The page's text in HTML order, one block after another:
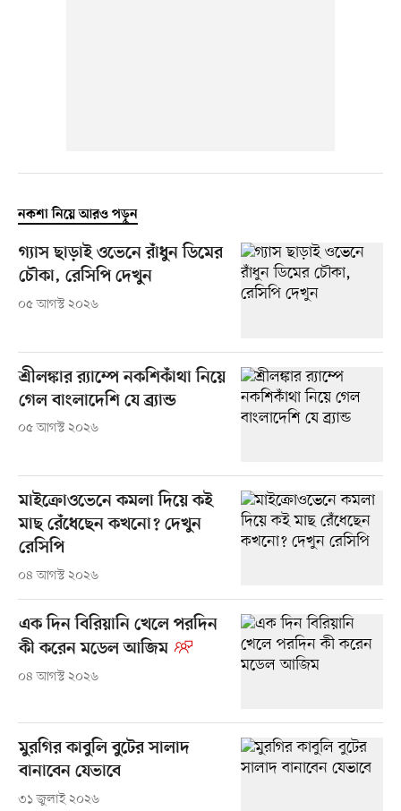
নকশা নিয়ে আরও পড়ুন
গ্যাস ছাড়াই ওভেনে রাঁধুন ডিমের
চৌকা, রেসিপি দেখুন
০৫ আগস্ট ২০২৬
শ্রীলঙ্কার র‍্যাম্পে নকশিকাঁথা নিয়ে
গেল বাংলাদেশি যে ব্র্যান্ড
০৫ আগস্ট ২০২৬
মাইক্রোওভেনে কমলা দিয়ে কই
মাছ রেঁধেছেন কখনো? দেখুন
রেসিপি
০৪ আগস্ট ২০২৬
এক দিন বিরিয়ানি খেলে পরদিন
কী করেন মডেল আজিম
০৪ আগস্ট ২০২৬
মুরগির কাবুলি বুটের সালাদ
বানাবেন যেভাবে
৩১ জুলাই ২০২৬